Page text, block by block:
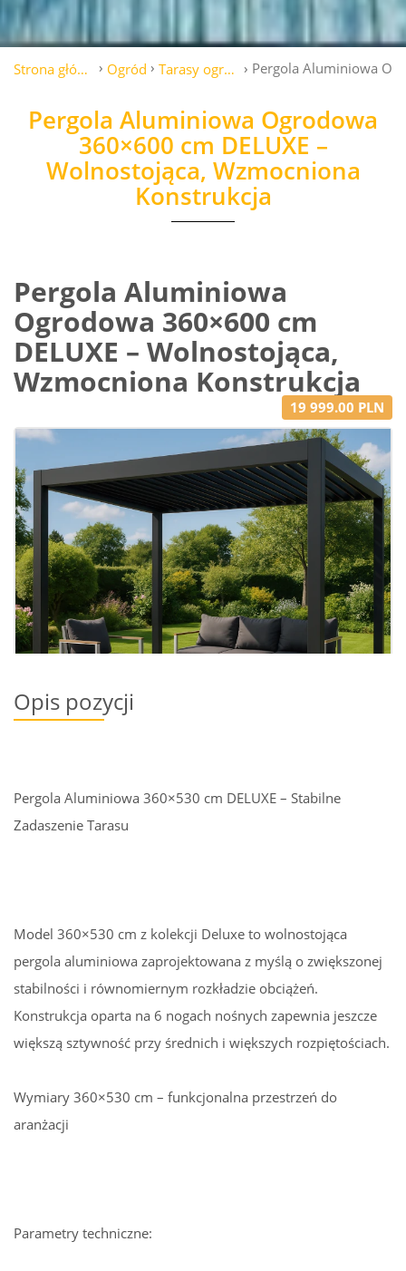
Strona główna Ogród Tarasy ogrodowe Pergola Aluminiowa
Pergola Aluminiowa Ogrodowa
360×600 cm DELUXE –
Wolnostojąca, Wzmocniona
Konstrukcja
Pergola Aluminiowa
Ogrodowa 360×600 cm
DELUXE – Wolnostojąca,
Wzmocniona Konstrukcja
19 999.00 PLN
Opis pozycji
Pergola Aluminiowa 360×530 cm DELUXE – Stabilne
Zadaszenie Tarasu
Model 360×530 cm z kolekcji Deluxe to wolnostojąca
pergola aluminiowa zaprojektowana z myślą o zwiększonej
stabilności i równomiernym rozkładzie obciążeń.
Konstrukcja oparta na 6 nogach nośnych zapewnia jeszcze
większą sztywność przy średnich i większych rozpiętościach.
Wymiary 360×530 cm – funkcjonalna przestrzeń do
aranżacji
Parametry techniczne: